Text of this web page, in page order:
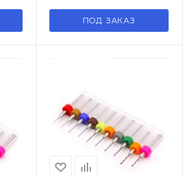
ПОД ЗАКАЗ